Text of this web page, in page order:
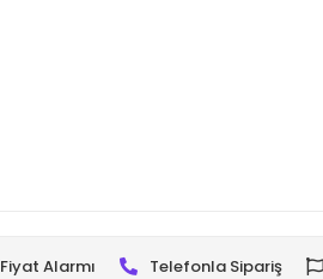
Fiyat Alarmı Telefonla Sipariş